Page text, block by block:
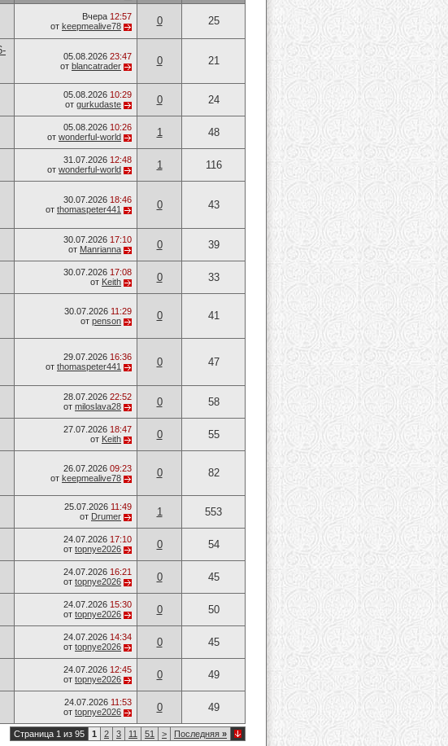
Вчера 12:57
от keepmealive78 0 25
05.08.2026 23:47
от blancatrader 0 21
05.08.2026 10:29
от gurkudaste 0 24
05.08.2026 10:26
от wonderful-world 1 48
31.07.2026 12:48
от wonderful-world 1 116
30.07.2026 18:46
от thomaspeter441 0 43
30.07.2026 17:10
от Manrianna 0 39
30.07.2026 17:08
от Keith 0 33
30.07.2026 11:29
от penson 0 41
29.07.2026 16:36
от thomaspeter441 0 47
28.07.2026 22:52
от miloslava28 0 58
27.07.2026 18:47
от Keith 0 55
26.07.2026 09:23
от keepmealive78 0 82
25.07.2026 11:49
от Drumer 1 553
24.07.2026 17:10
от topnye2026 0 54
24.07.2026 16:21
от topnye2026 0 45
24.07.2026 15:30
от topnye2026 0 50
24.07.2026 14:34
от topnye2026 0 45
24.07.2026 12:45
от topnye2026 0 49
24.07.2026 11:53
от topnye2026 0 49
Страница 1 из 95 1 2 3 11 51 > Последняя »